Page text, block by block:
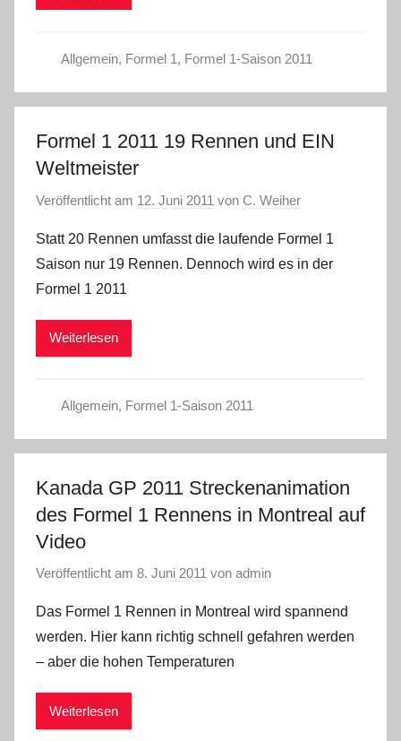
Allgemein, Formel 1, Formel 1-Saison 2011
Formel 1 2011 19 Rennen und EIN
Weltmeister
Veröffentlicht am 12. Juni 2011 von C. Weiher
Statt 20 Rennen umfasst die laufende Formel 1
Saison nur 19 Rennen. Dennoch wird es in der
Formel 1 2011
Weiterlesen
Allgemein, Formel 1-Saison 2011
Kanada GP 2011 Streckenanimation
des Formel 1 Rennens in Montreal auf
Video
Veröffentlicht am 8. Juni 2011 von admin
Das Formel 1 Rennen in Montreal wird spannend
werden. Hier kann richtig schnell gefahren werden
– aber die hohen Temperaturen
Weiterlesen